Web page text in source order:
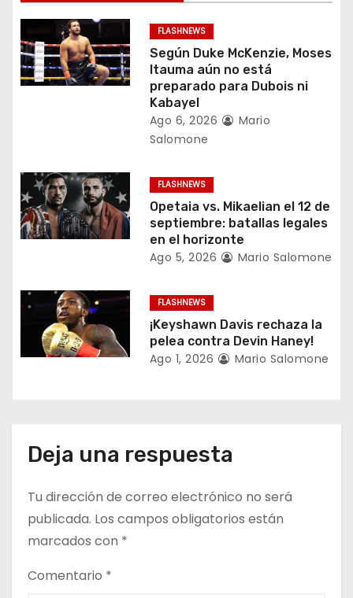
ó
n
d
n
t
r
d
FLASHNEWS
Según Duke McKenzie, Moses
Itauma aún no está
preparado para Dubois ni
Kabayel
Ago 6, 2026
Mario
Salomone
FLASHNEWS
Opetaia vs. Mikaelian el 12 de
septiembre: batallas legales
en el horizonte
Ago 5, 2026 Mario Salomone
FLASHNEWS
¡Keyshawn Davis rechaza la
pelea contra Devin Haney!
Ago 1, 2026 Mario Salomone
Deja una respuesta
Tu dirección de correo electrónico no será
publicada. Los campos obligatorios están
marcados con *
Comentario *